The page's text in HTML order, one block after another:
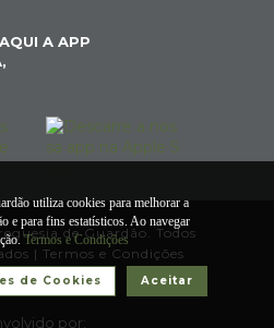
A APP
de Guardão. Todos
| Termos e Condições
por:
utiliza cookies para melhorar a
e para fins estatísticos. Ao navegar
Termos e Condições
Aceitar
de Cookies